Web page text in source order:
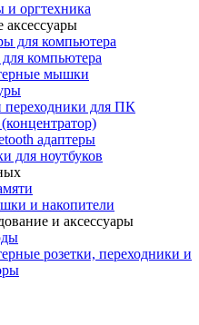
и оргтехника
для компьютера
компьютера
мышки
переходники для ПК
адаптеры
для ноутбуков
и накопители
и аксессуары
розетки, переходники и